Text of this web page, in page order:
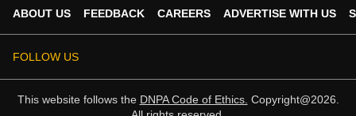
ABOUT US FEEDBACK CAREERS ADVERTISE WITH US
FOLLOW US
This website follows the DNPA Code of Ethics. Copyright@2026.